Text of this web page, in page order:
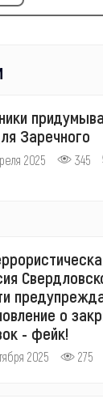
Заречного
2025 345
о
- фейк!
2025 275